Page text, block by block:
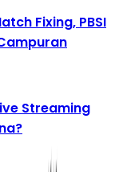
Fixing, PBSI
Streaming